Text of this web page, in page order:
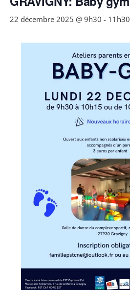
22 décembre 2025 @ 9h30 - 11h30